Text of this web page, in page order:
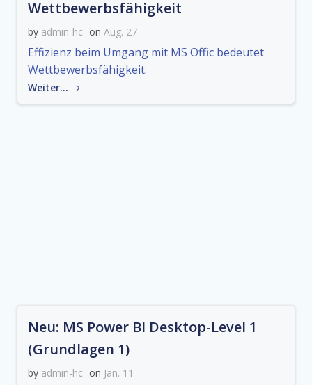
Wettbewerbsfähigkeit
by admin-hc on Aug. 27
Effizienz beim Umgang mit MS Offic bedeutet
Wettbewerbsfähigkeit.
Weiter…
Neu: MS Power BI Desktop-Level 1
(Grundlagen 1)
by admin-hc on Jan. 11